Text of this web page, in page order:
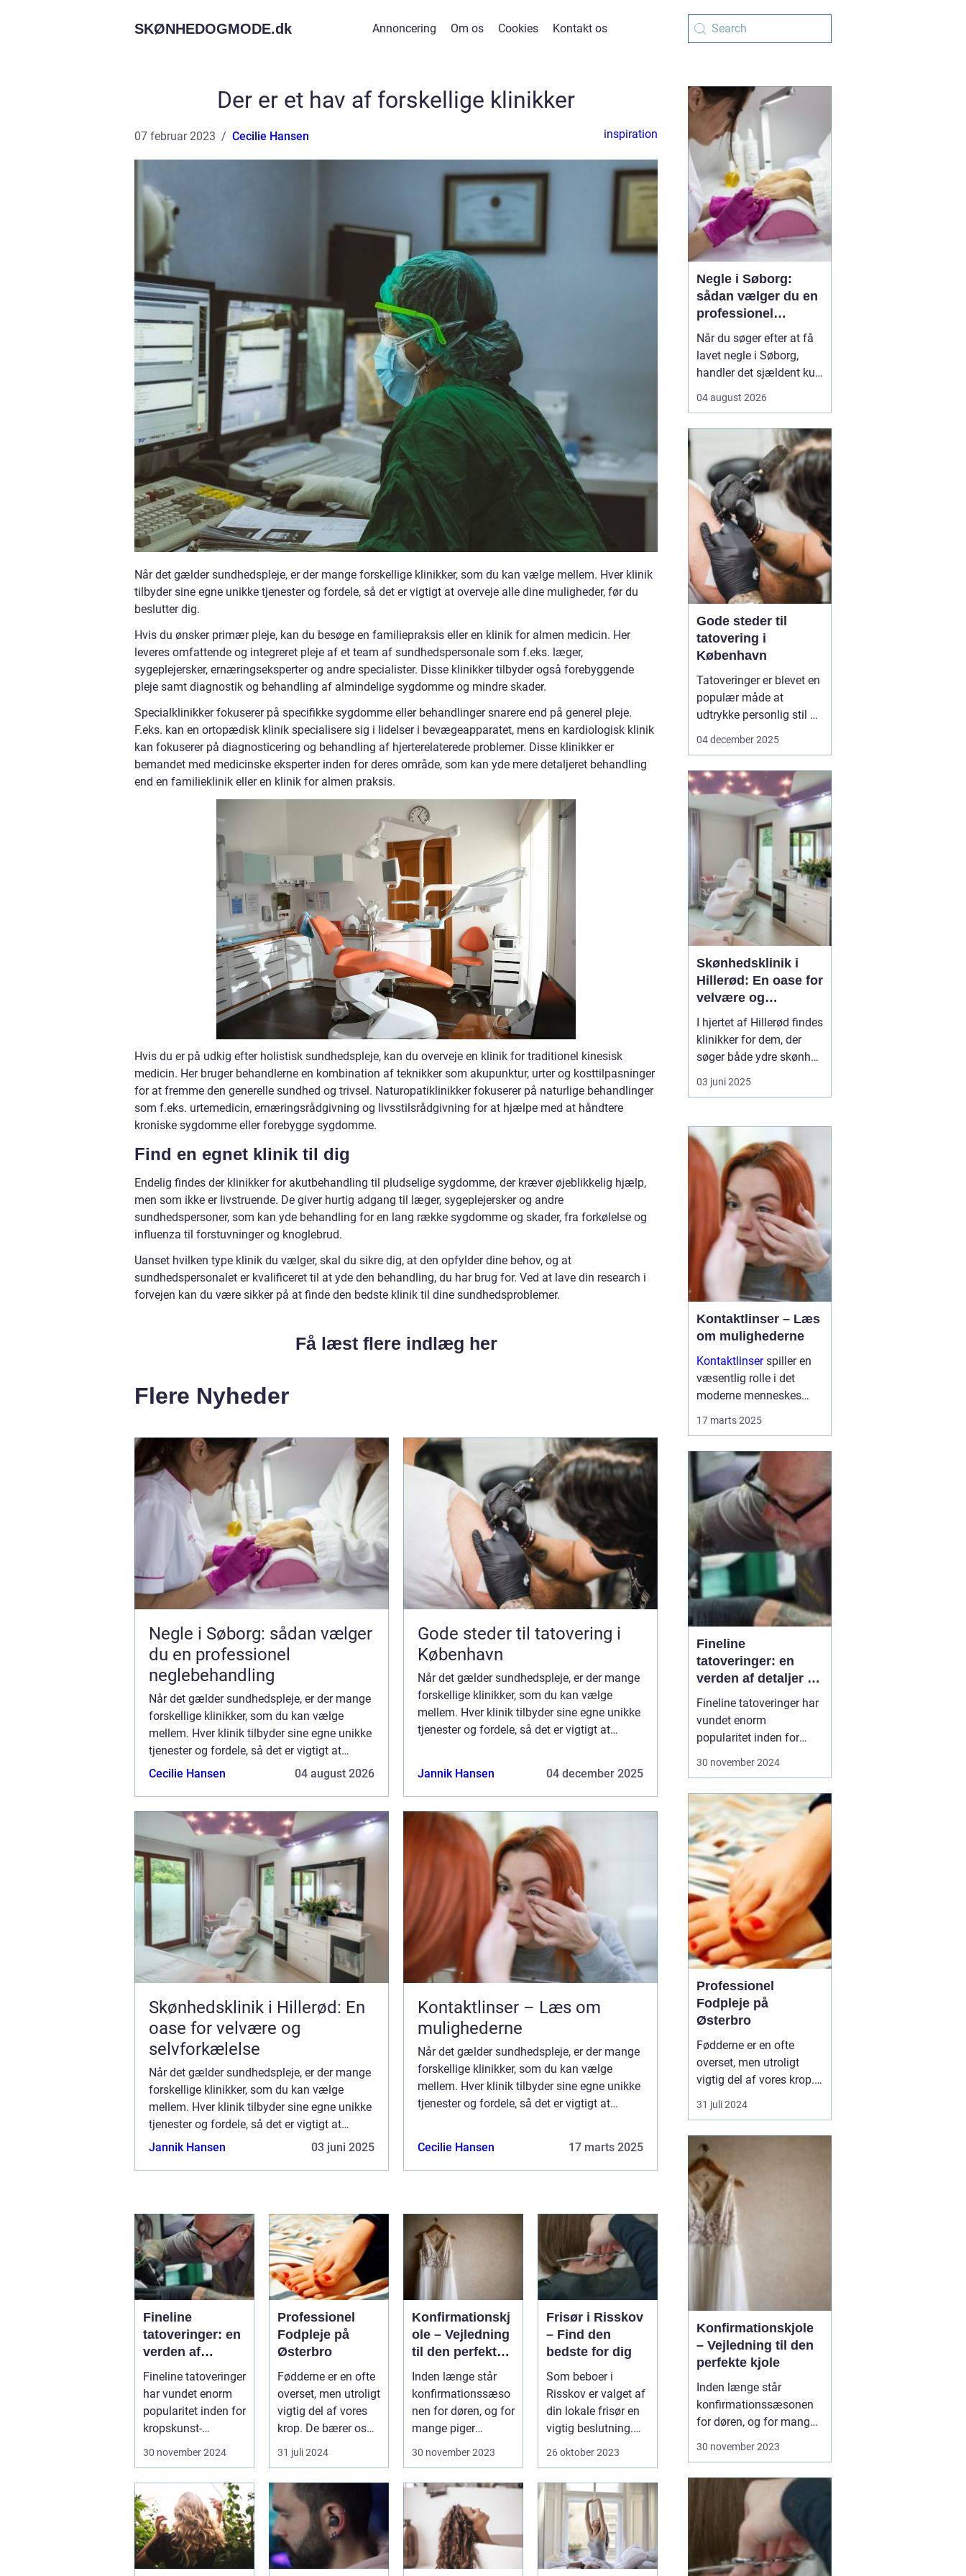
SKØNHEDOGMODE.dk Annoncering Om os Cookies Kontakt os
Der er et hav af forskellige klinikker
07 februar 2023 Cecilie Hansen inspiration
Når det gælder sundhedspleje, er der mange forskellige klinikker, som du kan vælge mellem. Hver klinik
tilbyder sine egne unikke tjenester og fordele, så det er vigtigt at overveje alle dine muligheder, før du
beslutter dig.
Hvis du ønsker primær pleje, kan du besøge en familiepraksis eller en klinik for almen medicin. Her
leveres omfattende og integreret pleje af et team af sundhedspersonale som f.eks. læger,
sygeplejersker, ernæringseksperter og andre specialister. Disse klinikker tilbyder også forebyggende
pleje samt diagnostik og behandling af almindelige sygdomme og mindre skader.
Specialklinikker fokuserer på specifikke sygdomme eller behandlinger snarere end på generel pleje.
F.eks. kan en ortopædisk klinik specialisere sig i lidelser i bevægeapparatet, mens en kardiologisk klinik
kan fokuserer på diagnosticering og behandling af hjerterelaterede problemer. Disse klinikker er
bemandet med medicinske eksperter inden for deres område, som kan yde mere detaljeret behandling
end en familieklinik eller en klinik for almen praksis.
Hvis du er på udkig efter holistisk sundhedspleje, kan du overveje en klinik for traditionel kinesisk
medicin. Her bruger behandlerne en kombination af teknikker som akupunktur, urter og kosttilpasninger
for at fremme den generelle sundhed og trivsel. Naturopatiklinikker fokuserer på naturlige behandlinger
som f.eks. urtemedicin, ernæringsrådgivning og livsstilsrådgivning for at hjælpe med at håndtere
kroniske sygdomme eller forebygge sygdomme.
Find en egnet klinik til dig
Endelig findes der klinikker for akutbehandling til pludselige sygdomme, der kræver øjeblikkelig hjælp,
men som ikke er livstruende. De giver hurtig adgang til læger, sygeplejersker og andre
sundhedspersoner, som kan yde behandling for en lang række sygdomme og skader, fra forkølelse og
influenza til forstuvninger og knoglebrud.
Uanset hvilken type klinik du vælger, skal du sikre dig, at den opfylder dine behov, og at
sundhedspersonalet er kvalificeret til at yde den behandling, du har brug for. Ved at lave din research i
forvejen kan du være sikker på at finde den bedste klinik til dine sundhedsproblemer.
Få læst flere indlæg her
Flere Nyheder
Negle i Søborg: sådan vælger
du en professionel
neglebehandling
Når det gælder sundhedspleje, er der mange
forskellige klinikker, som du kan vælge
mellem. Hver klinik tilbyder sine egne unikke
tjenester og fordele, så det er vigtigt at
overveje alle dine muligheder, før du
Cecilie Hansen 04 august 2026
Gode steder til tatovering i
København
Når det gælder sundhedspleje, er der mange
forskellige klinikker, som du kan vælge
mellem. Hver klinik tilbyder sine egne unikke
tjenester og fordele, så det er vigtigt at
Jannik Hansen 04 december 2025
Skønhedsklinik i Hillerød: En
oase for velvære og
selvforkælelse
Når det gælder sundhedspleje, er der mange
forskellige klinikker, som du kan vælge
mellem. Hver klinik tilbyder sine egne unikke
tjenester og fordele, så det er vigtigt at
overveje alle dine muligheder, før du
Jannik Hansen 03 juni 2025
Kontaktlinser – Læs om
mulighederne
Når det gælder sundhedspleje, er der mange
forskellige klinikker, som du kan vælge
mellem. Hver klinik tilbyder sine egne unikke
tjenester og fordele, så det er vigtigt at
Cecilie Hansen 17 marts 2025
Fineline
tatoveringer: en
verden af
detaljer og
elegance
Fineline tatoveringer
har vundet enorm
popularitet inden for
kropskunst-
verdenen de seneste
30 november 2024
Professionel
Fodpleje på
Østerbro
Fødderne er en ofte
overset, men utroligt
vigtig del af vores
krop. De bærer os
gennem ...
31 juli 2024
Konfirmationskj
ole – Vejledning
til den perfekte
kjole
Inden længe står
konfirmationssæso
nen for døren, og for
mange piger
betyder...
30 november 2023
Frisør i Risskov
– Find den
bedste for dig
Som beboer i
Risskov er valget af
din lokale frisør en
vigtig beslutning.
Det handler om
26 oktober 2023
Negle i Søborg:
sådan vælger du en
professionel
neglebehandling
Når du søger efter at få
lavet negle i Søborg,
handler det sjældent kun
Mange leder efter en
kan skabe et flot resultat
og tage hensyn til
neglenes sundhed og e...
04 august 2026
Gode steder til
tatovering i
København
Tatoveringer er blevet en
populær måde at
udtrykke personlig stil og
fortælle unikke historier
blomstrer med talent og
kreativitet, er der en
stigende efterspø...
04 december 2025
Skønhedsklinik i
Hillerød: En oase for
velvære og
selvforkælelse
I hjertet af Hillerød findes
klinikker for dem, der
søger både ydre skønhed
og indre velvære en unik
skønhedsklinik i Hillerød
03 juni 2025
Kontaktlinser – Læs
om mulighederne
Kontaktlinserspiller en
væsentlig rolle i det
moderne menneskes
for at korrigere synet
uden at skulle bære stel,
er de ...
17 marts 2025
Fineline
tatoveringer: en
verden af detaljer og
elegance
Fineline tatoveringer har
vundet enorm
popularitet inden for
kropskunst-verdenen de
detaljerede design
tilbyder de en elegant og
moderne tilgang til
tatovering. Denne artikel
udforsker, hvad der gø...
30 november 2024
Professionel
Fodpleje på
Østerbro
Fødderne er en ofte
overset, men utroligt
vigtig del af vores krop.
De bærer os gennem
livet, fra de første
barn til de tusindvis af
skridt vi tager hver dag
som voksne. På den
pulserende bydel Øst...
31 juli 2024
Konfirmationskjole
– Vejledning til den
perfekte kjole
Inden længe står
konfirmationssæsonen
for døren, og for mange
piger betyder det en
med så mange
muligheder kan det være
svært at vide, hvor man
30 november 2023